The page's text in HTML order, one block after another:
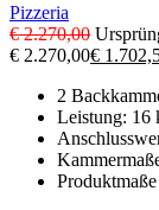
Pizzeria
€2.270,00
€ 2.270,00€
2
Leistung: 16